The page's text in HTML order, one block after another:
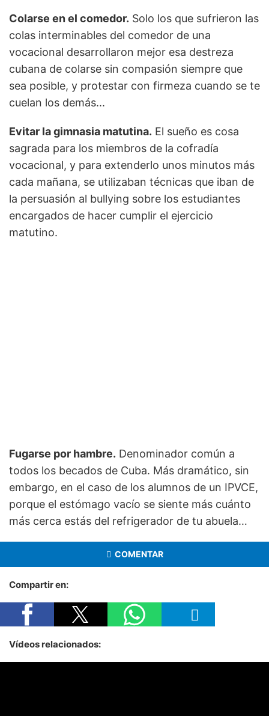
Colarse en el comedor. Solo los que sufrieron las
colas interminables del comedor de una
vocacional desarrollaron mejor esa destreza
cubana de colarse sin compasión siempre que
sea posible, y protestar con firmeza cuando se te
cuelan los demás...
Evitar la gimnasia matutina. El sueño es cosa
sagrada para los miembros de la cofradía
vocacional, y para extenderlo unos minutos más
cada mañana, se utilizaban técnicas que iban de
la persuasión al bullying sobre los estudiantes
encargados de hacer cumplir el ejercicio
matutino.
Fugarse por hambre. Denominador común a
todos los becados de Cuba. Más dramático, sin
embargo, en el caso de los alumnos de un IPVCE,
porque el estómago vacío se siente más cuánto
más cerca estás del refrigerador de tu abuela…
COMENTAR
Compartir en:
Vídeos relacionados: